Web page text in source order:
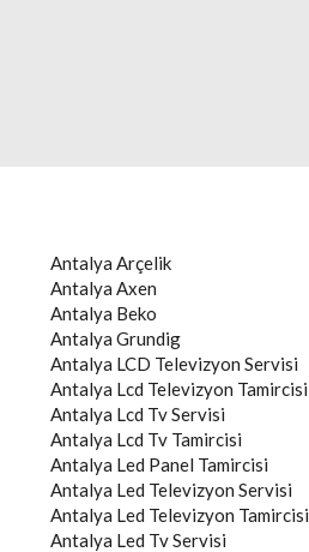
Antalya Arçelik
Antalya Axen
Antalya Beko
Antalya Grundig
Antalya LCD Televizyon Servisi
Antalya Lcd Televizyon Tamircisi
Antalya Lcd Tv Servisi
Antalya Lcd Tv Tamircisi
Antalya Led Panel Tamircisi
Antalya Led Televizyon Servisi
Antalya Led Televizyon Tamircisi
Antalya Led Tv Servisi